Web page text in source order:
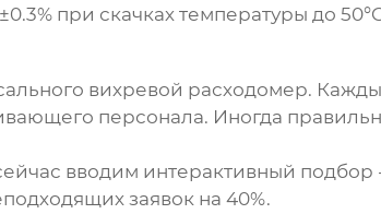
при скачках температуры до
вихревой расходомер.
персонала. Иногда
вводим интерактивный подбор
заявок на 40%.